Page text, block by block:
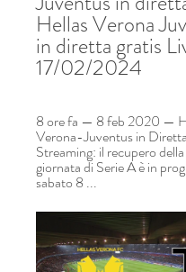
Hellas Verona
in diretta gratis
17/02/2024
8 ore fa — 8 feb 2020 —
Verona-Juventus in
Streaming: il recupero della
giornata di Serie A è in
sabato 8 ...